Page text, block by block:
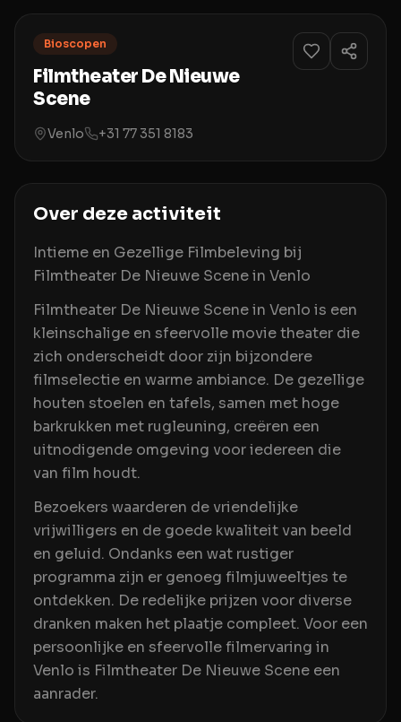
Bioscopen
Filmtheater De Nieuwe
Scene
Venlo +31 77 351 8183
Over deze activiteit
Intieme en Gezellige Filmbeleving bij
Filmtheater De Nieuwe Scene in Venlo
Filmtheater De Nieuwe Scene in Venlo is een
kleinschalige en sfeervolle movie theater die
zich onderscheidt door zijn bijzondere
filmselectie en warme ambiance. De gezellige
houten stoelen en tafels, samen met hoge
barkrukken met rugleuning, creëren een
uitnodigende omgeving voor iedereen die
van film houdt.
Bezoekers waarderen de vriendelijke
vrijwilligers en de goede kwaliteit van beeld
en geluid. Ondanks een wat rustiger
programma zijn er genoeg filmjuweeltjes te
ontdekken. De redelijke prijzen voor diverse
dranken maken het plaatje compleet. Voor een
persoonlijke en sfeervolle filmervaring in
Venlo is Filmtheater De Nieuwe Scene een
aanrader.